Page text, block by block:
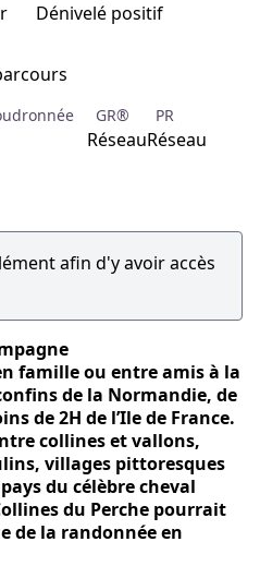
Dénivelé positif
GR®
Réseau
PR
Réseau
afin d'y avoir accès
famille ou entre amis à la
de la Normandie, de
de 2H de l’Ile de France.
collines et vallons,
villages pittoresques
du célèbre cheval
du Perche pourrait
de la randonnée en